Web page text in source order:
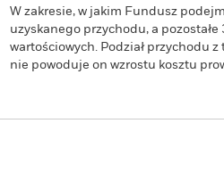
W zakresie, w jakim Fundusz
uzyskanego przychodu, a
wartościowych. Podział przychodu
nie powoduje on wzrostu kosztu